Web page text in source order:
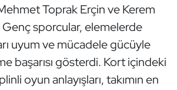
Toprak Erçin ve Kerem
Genç sporcular, elemelerde
uyum ve mücadele gücüyle
başarısı gösterdi. Kort içindeki
oyun anlayışları, takımın en